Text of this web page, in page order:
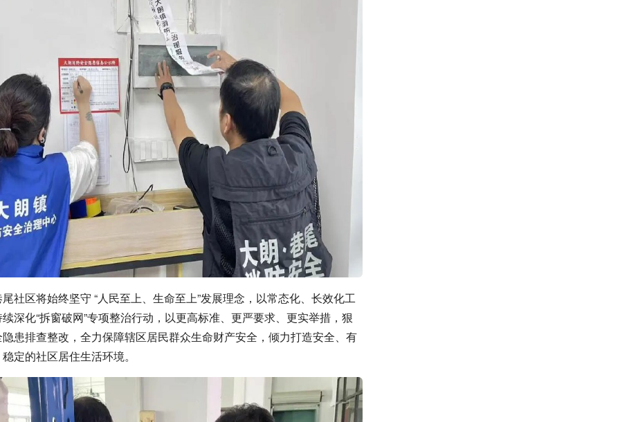
社区将始终坚守 “人民至上、生命至上”发展理念，以常态化、长效化工
深化“拆窗破网”专项整治行动，以更高标准、更严要求、更实举措，狠
患排查整改，全力保障辖区居民群众生命财产安全，倾力打造安全、有
定的社区居住生活环境。